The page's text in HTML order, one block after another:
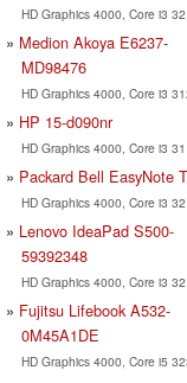
HD Graphics 4000, Core i3
Medion Akoya E6237-
MD98476
HD Graphics 4000, Core i3
HP 15-d090nr
HD Graphics 4000, Core i3
Packard Bell EasyNote
HD Graphics 4000, Core i3
Lenovo IdeaPad S500-
59392348
HD Graphics 4000, Core i3
Fujitsu Lifebook A532-
0M45A1DE
HD Graphics 4000, Core i5